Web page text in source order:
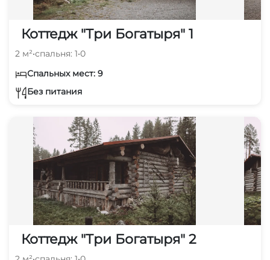
Коттедж "Три Богатыря" 1
2 м²•спальня: 1•0
Спальных мест: 9
Без питания
Коттедж "Три Богатыря" 2